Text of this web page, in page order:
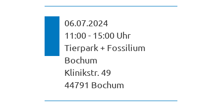
06.07.2024
11:00 - 15:00 Uhr
Tierpark + Fossilium
Bochum
Klinikstr. 49
44791 Bochum